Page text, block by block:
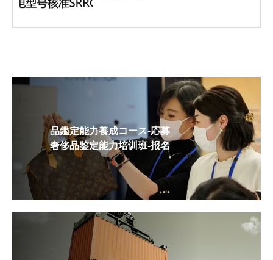
品鑑定能力養成コース-応募
奢侈品鉴定能力培训班-报名